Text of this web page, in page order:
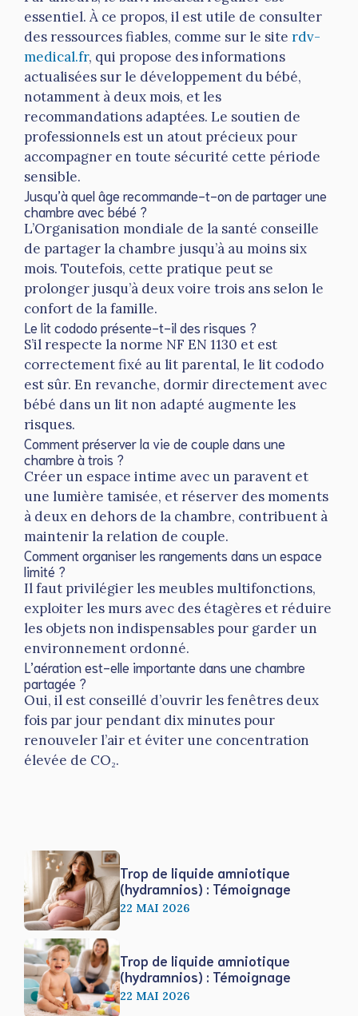
essentiel. À ce propos, il est utile de consulter
des ressources fiables, comme sur le site rdv-
medical.fr, qui propose des informations
actualisées sur le développement du bébé,
notamment à deux mois, et les
recommandations adaptées. Le soutien de
professionnels est un atout précieux pour
accompagner en toute sécurité cette période
sensible.
Jusqu’à quel âge recommande-t-on de partager une
chambre avec bébé ?
L’Organisation mondiale de la santé conseille
de partager la chambre jusqu’à au moins six
mois. Toutefois, cette pratique peut se
prolonger jusqu’à deux voire trois ans selon le
confort de la famille.
Le lit cododo présente-t-il des risques ?
S’il respecte la norme NF EN 1130 et est
correctement fixé au lit parental, le lit cododo
est sûr. En revanche, dormir directement avec
bébé dans un lit non adapté augmente les
risques.
Comment préserver la vie de couple dans une
chambre à trois ?
Créer un espace intime avec un paravent et
une lumière tamisée, et réserver des moments
à deux en dehors de la chambre, contribuent à
maintenir la relation de couple.
Comment organiser les rangements dans un espace
limité ?
Il faut privilégier les meubles multifonctions,
exploiter les murs avec des étagères et réduire
les objets non indispensables pour garder un
environnement ordonné.
L’aération est-elle importante dans une chambre
partagée ?
Oui, il est conseillé d’ouvrir les fenêtres deux
fois par jour pendant dix minutes pour
renouveler l’air et éviter une concentration
élevée de CO₂.
Trop de liquide amniotique
(hydramnios) : Témoignage
22 MAI 2026
Trop de liquide amniotique
(hydramnios) : Témoignage
22 MAI 2026